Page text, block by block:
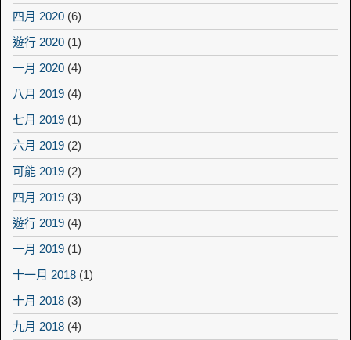
四月 2020 (6)
遊行 2020 (1)
一月 2020 (4)
八月 2019 (4)
七月 2019 (1)
六月 2019 (2)
可能 2019 (2)
四月 2019 (3)
遊行 2019 (4)
一月 2019 (1)
十一月 2018 (1)
十月 2018 (3)
九月 2018 (4)